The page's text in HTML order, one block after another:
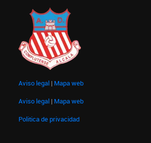
Aviso legal | Mapa web
Aviso legal | Mapa web
Politica de privacidad